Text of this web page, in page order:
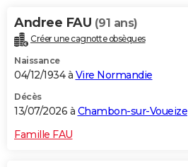
Alimentation
Guide de la santé
Maladies
Médicaments
Sommeil
VOYAGE
Destinations
City break
Voyage nature
Voyage de noces
Forum
Climat
+PHOTO
GUIDES D'ACHAT
BONS PLANS
CARTE DE VOEUX
Andree FAU (91 ans)
Créer une cagnotte obsèques
Naissance
04/12/1934 à Vire Normandie
Décès
13/07/2026 à Chambon-sur-Voueize
Famille FAU